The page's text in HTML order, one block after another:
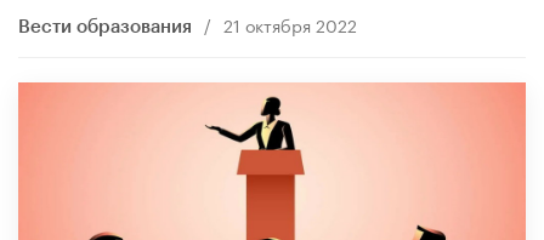
Вести образования / 21 октября 2022